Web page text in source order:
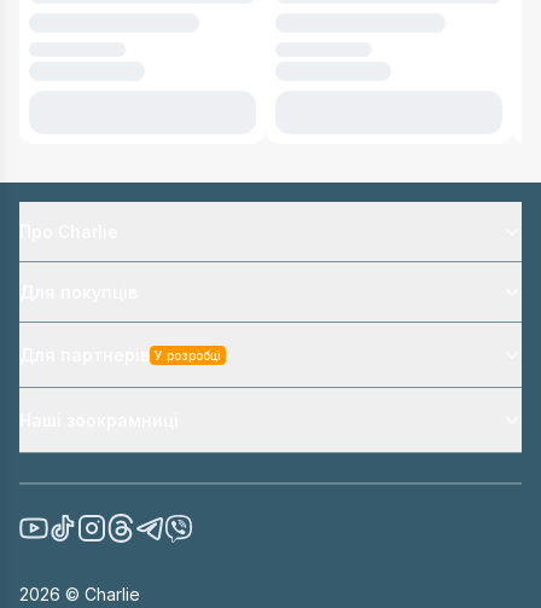
У розробці
2026 © Charlie